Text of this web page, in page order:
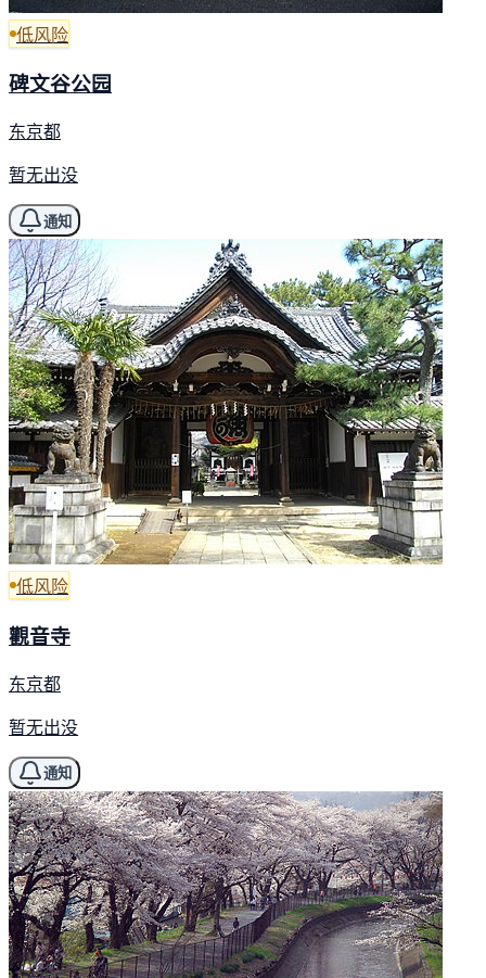
低风险
碑文谷公园
东京都
暂无出没
通知
低风险
觀音寺
东京都
暂无出没
通知